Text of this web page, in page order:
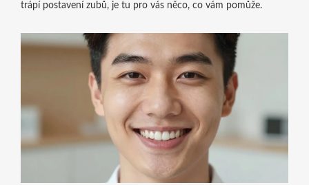
trápí postavení zubů, je tu pro vás něco, co vám pomůže.